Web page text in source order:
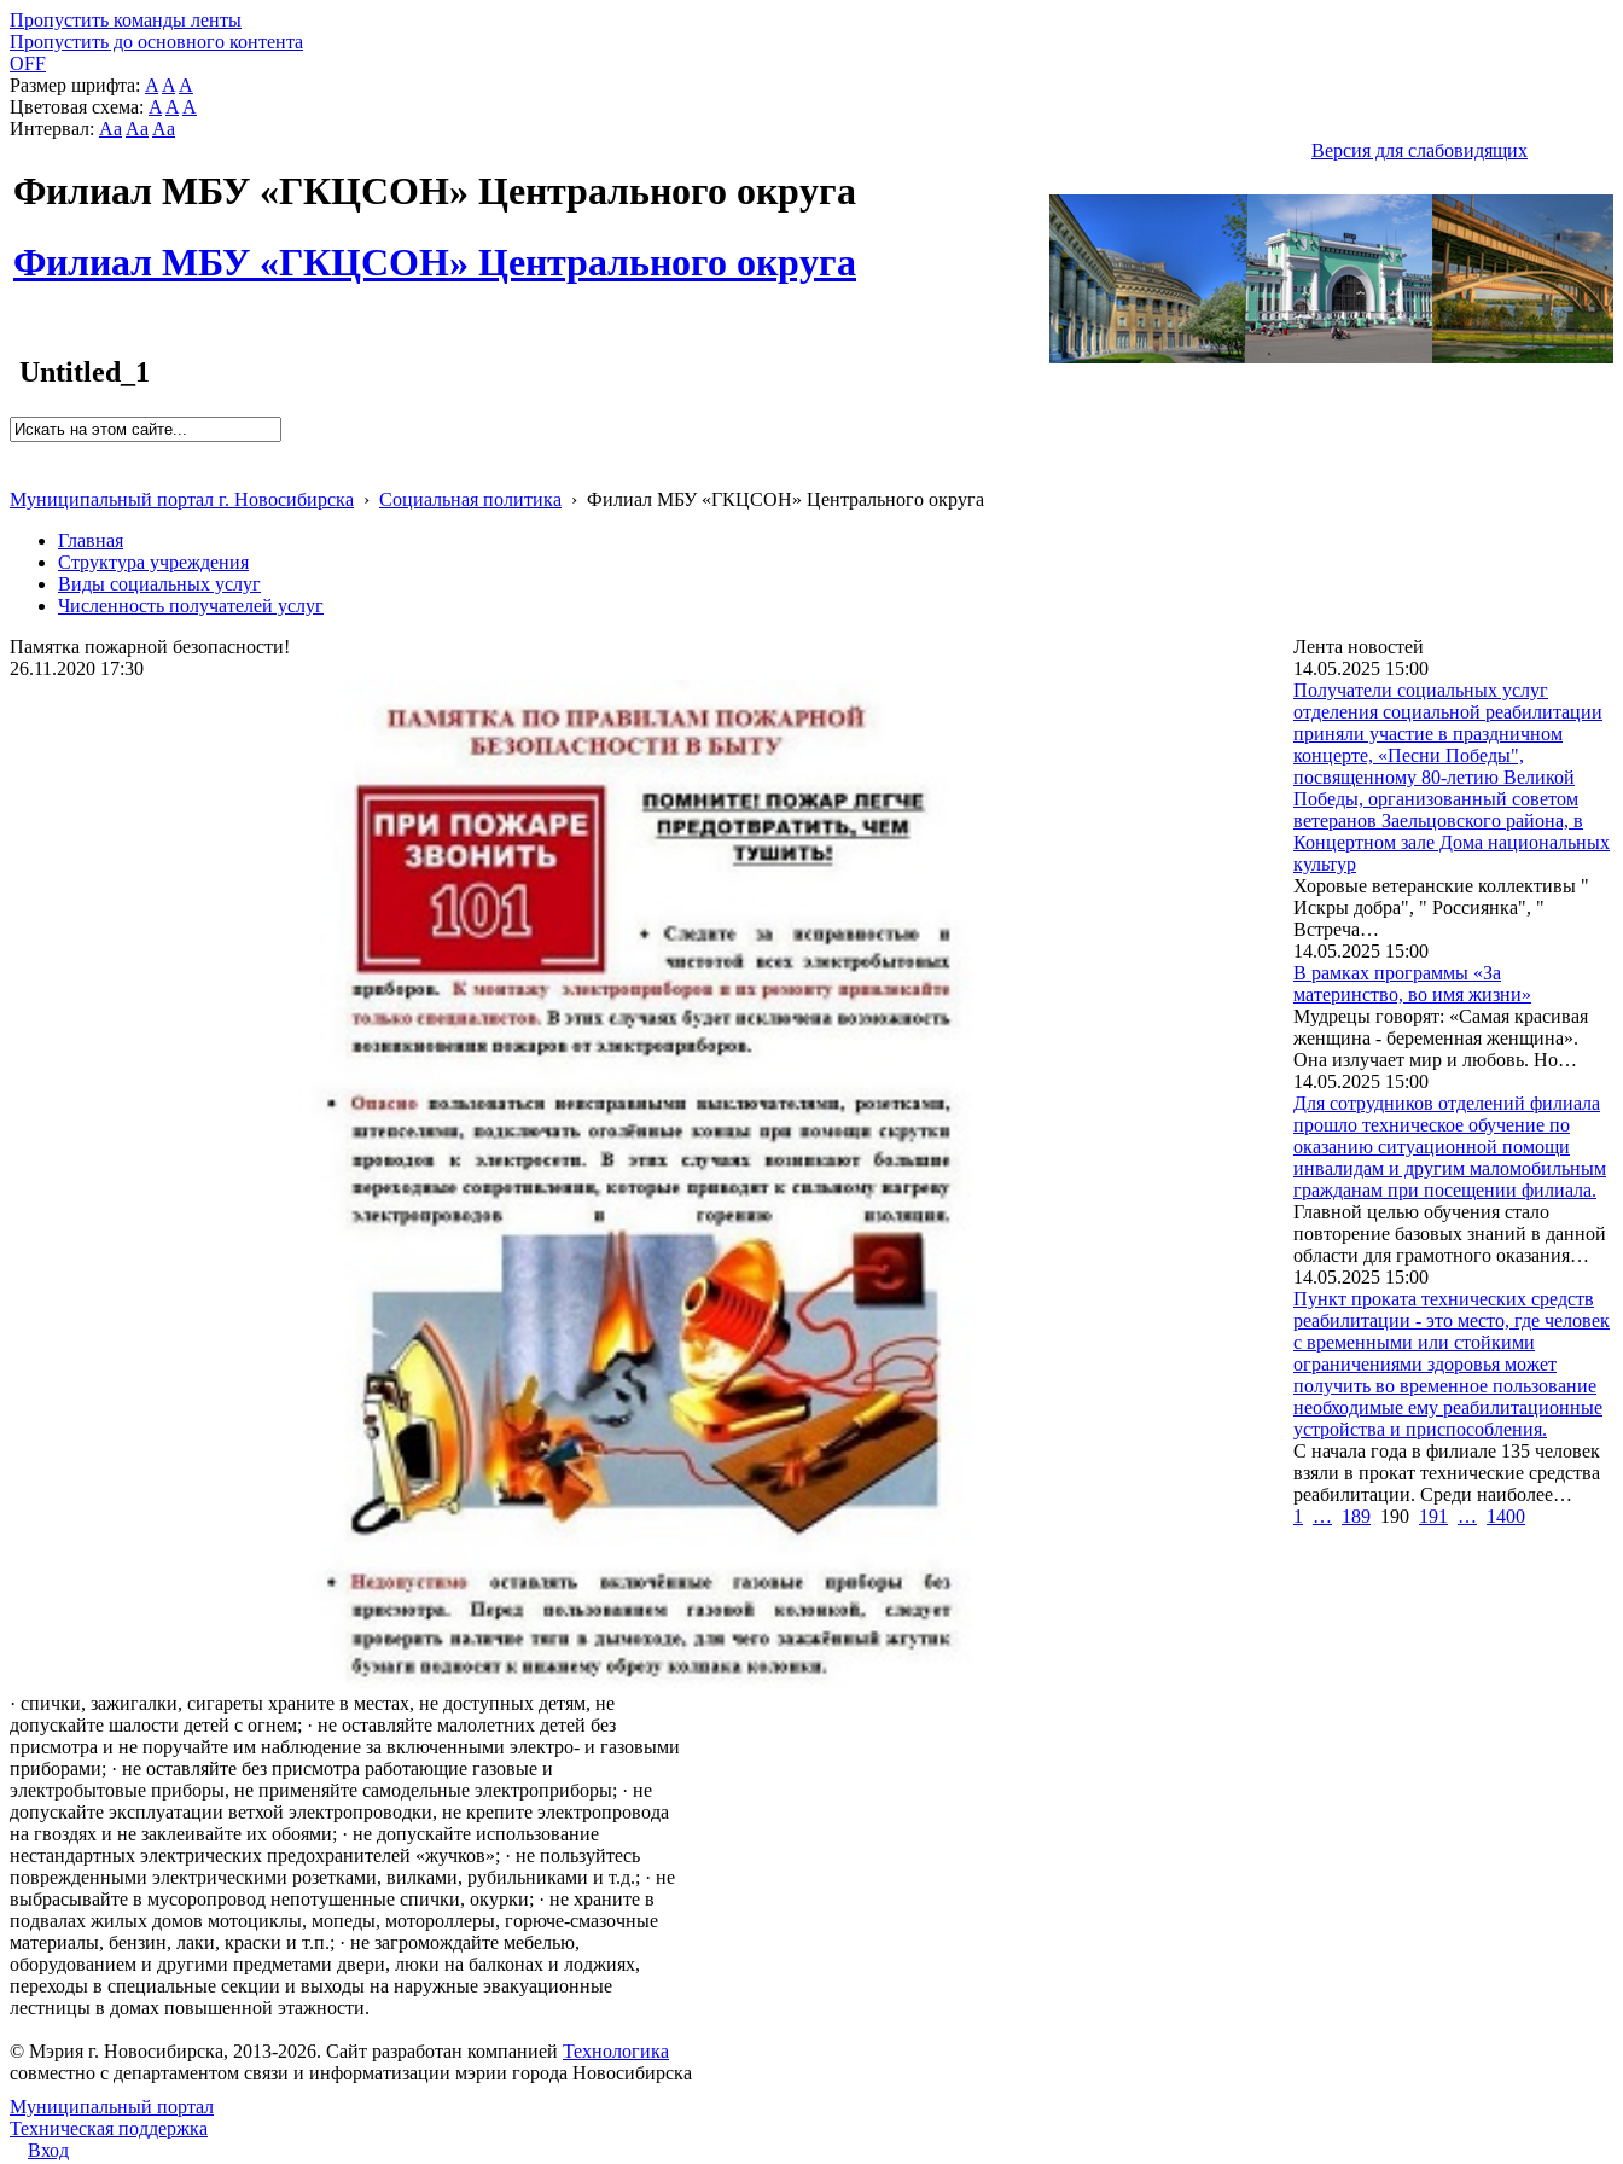
Пропустить команды ленты
Пропустить до основного контента
OFF
Размер шрифта: A A A
Цветовая схема: A A A
Интервал: Aa Aa Aa
Версия для слабовидящих
Филиал МБУ «ГКЦСОН» Центрального округа
Филиал МБУ «ГКЦСОН» Центрального округа
Untitled_1
Муниципальный портал г. Новосибирска › Социальная политика › Филиал МБУ «ГКЦСОН» Центрального округа
Главная
Структура учреждения
Виды социальных услуг
Численность получателей услуг
Памятка пожарной безопасности!
26.11.2020 17:30
· спички, зажигалки, сигареты храните в местах, не доступных детям, не
допускайте шалости детей с огнем; · не оставляйте малолетних детей без
присмотра и не поручайте им наблюдение за включенными электро- и газовыми
приборами; · не оставляйте без присмотра работающие газовые и
электробытовые приборы, не применяйте самодельные электроприборы; · не
допускайте эксплуатации ветхой электропроводки, не крепите электропровода
на гвоздях и не заклеивайте их обоями; · не допускайте использование
нестандартных электрических предохранителей «жучков»; · не пользуйтесь
поврежденными электрическими розетками, вилками, рубильниками и т.д.; · не
выбрасывайте в мусоропровод непотушенные спички, окурки; · не храните в
подвалах жилых домов мотоциклы, мопеды, мотороллеры, горюче-смазочные
материалы, бензин, лаки, краски и т.п.; · не загромождайте мебелью,
оборудованием и другими предметами двери, люки на балконах и лоджиях,
переходы в специальные секции и выходы на наружные эвакуационные
лестницы в домах повышенной этажности.
Лента новостей
14.05.2025 15:00
Получатели социальных услуг
отделения социальной реабилитации
приняли участие в праздничном
концерте, «Песни Победы",
посвященному 80-летию Великой
Победы, организованный советом
ветеранов Заельцовского района, в
Концертном зале Дома национальных
культур
Хоровые ветеранские коллективы "
Искры добра", " Россиянка", "
Встреча…
14.05.2025 15:00
В рамках программы «За
материнство, во имя жизни»
Мудрецы говорят: «Самая красивая
женщина - беременная женщина».
Она излучает мир и любовь. Но…
14.05.2025 15:00
Для сотрудников отделений филиала
прошло техническое обучение по
оказанию ситуационной помощи
инвалидам и другим маломобильным
гражданам при посещении филиала.
Главной целью обучения стало
повторение базовых знаний в данной
области для грамотного оказания…
14.05.2025 15:00
Пункт проката технических средств
реабилитации - это место, где человек
с временными или стойкими
ограничениями здоровья может
получить во временное пользование
необходимые ему реабилитационные
устройства и приспособления.
С начала года в филиале 135 человек
взяли в прокат технические средства
реабилитации. Среди наиболее…
1
… 189 190 191 … 1400
© Мэрия г. Новосибирска, 2013-2026. Сайт разработан компанией Технологика
совместно с департаментом связи и информатизации мэрии города Новосибирска
Муниципальный портал
Техническая поддержка
Вход